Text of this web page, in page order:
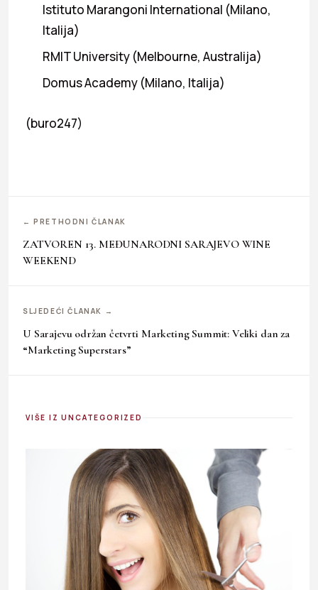
Istituto Marangoni International (Milano,
Italija)
RMIT University (Melbourne, Australija)
Domus Academy (Milano, Italija)
(buro247)
← PRETHODNI ČLANAK
ZATVOREN 13. MEĐUNARODNI SARAJEVO WINE
WEEKEND
SLJEDEĆI ČLANAK →
U Sarajevu održan četvrti Marketing Summit: Veliki dan za
“Marketing Superstars”
VIŠE IZ UNCATEGORIZED